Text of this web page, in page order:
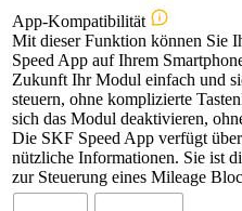
App-Kompatibilität
Mit dieser Funktion können Sie
Speed App auf Ihrem
Zukunft Ihr Modul einfach und
steuern, ohne komplizierte
sich das Modul deaktivieren,
Die SKF Speed App verfügt
nützliche Informationen. Sie ist
zur Steuerung eines Mileage